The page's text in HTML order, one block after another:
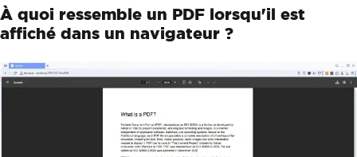
À quoi ressemble un PDF lorsqu'il est
affiché dans un navigateur ?